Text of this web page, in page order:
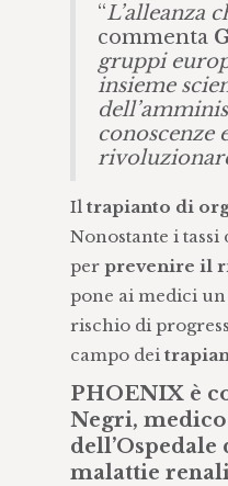
“L’alleanza
commenta
gruppi
insieme
conoscenze
Il trapianto di
Nonostante i
per prevenire il
pone ai medici
rischio di
campo dei
PHOENIXè
Negri,
malattie